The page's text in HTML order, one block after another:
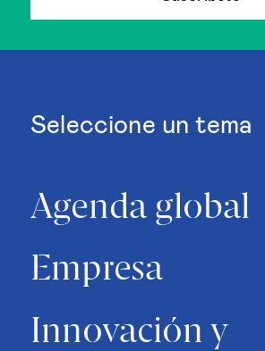
Seleccione un tema
Agenda global
Empresa
Innovación y